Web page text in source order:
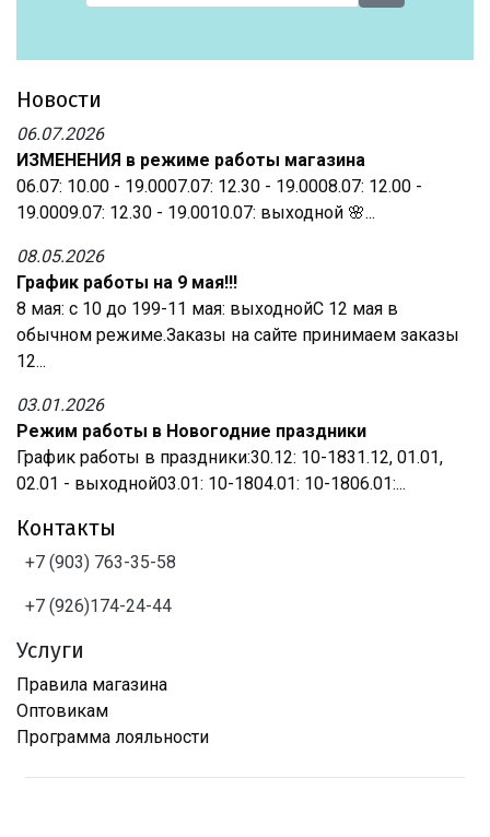
Новости
06.07.2026
ИЗМЕНЕНИЯ в режиме работы магазина
06.07: 10.00 - 19.0007.07: 12.30 - 19.0008.07: 12.00 -
19.0009.07: 12.30 - 19.0010.07: выходной 🌸...
08.05.2026
График работы на 9 мая!!!
8 мая: с 10 до 199-11 мая: выходнойС 12 мая в
обычном режиме.Заказы на сайте принимаем заказы
12...
03.01.2026
Режим работы в Новогодние праздники
График работы в праздники:30.12: 10-1831.12, 01.01,
02.01 - выходной03.01: 10-1804.01: 10-1806.01:...
Контакты
+7 (903) 763-35-58
+7 (926)174-24-44
Услуги
Правила магазина
Оптовикам
Программа лояльности